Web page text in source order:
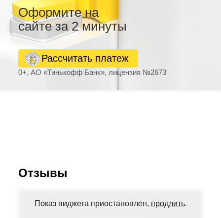
Оформите на
сайте за 2 минуты
0+, АО «Тинькофф Банк», лицензия №2673
Рассчитать платеж
Отзывы
Показ виджета приостановлен, продлить.